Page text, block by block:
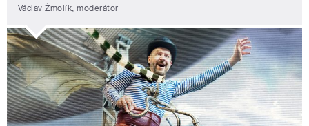
Václav Žmolík, moderátor